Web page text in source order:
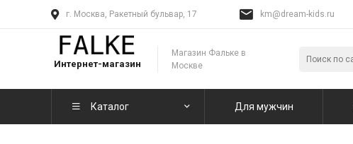
г. Москва, Ракетный бульвар, 17 km@dream-kids.ru
Интернет-магазин
Магазин Фальке в
Москве
Каталог Для мужчин